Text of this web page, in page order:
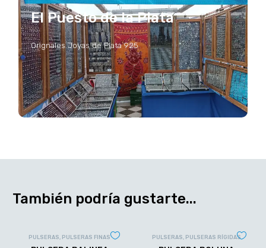
El Puesto de la Plata
Orignales Joyas de Plata 925
También podría gustarte...
PULSERAS, PULSERAS FINAS PULSERAS, PULSERAS RÍGIDAS